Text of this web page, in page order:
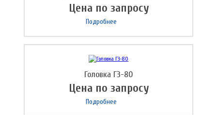
Цена по запросу
Подробнее
Головка ГЗ-80
Цена по запросу
Подробнее